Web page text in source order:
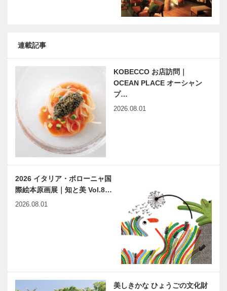
連載記事
KOBECCO お店訪問｜
OCEAN PLACE オーシャン
プ…
2026.08.01
2026 イタリア・ボローニャ国
際絵本原画展｜知と美 Vol.8…
2026.08.01
美しきかな ひょうごの文化財